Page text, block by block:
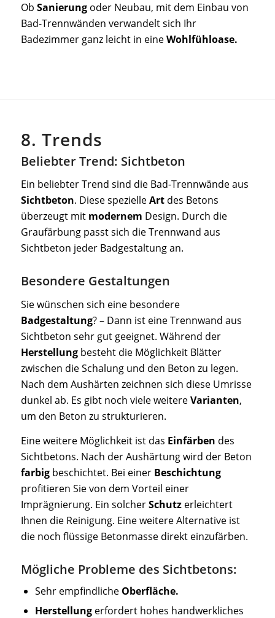
Ob Sanierung oder Neubau, mit dem Einbau von
Bad-Trennwänden verwandelt sich Ihr
Badezimmer ganz leicht in eineWohlfühloase.
8. Trends
Beliebter Trend: Sichtbeton
Ein beliebter Trend sind die Bad-Trennwände aus
Sichtbeton. Diese spezielleArtdes Betons
überzeugt mit modernem Design. Durch die
Graufärbung passt sich die Trennwand aus
Sichtbeton jeder Badgestaltung an.
Besondere Gestaltungen
Sie wünschen sich eine besondere
Badgestaltung? – Dann ist eine Trennwand aus
Sichtbeton sehr gut geeignet. Während der
Herstellung besteht die Möglichkeit Blätter
zwischen die Schalung und den Beton zu legen.
Nach dem Aushärten zeichnen sich diese Umrisse
dunkel ab. Es gibt noch viele weitereVarianten,
um den Beton zu strukturieren.
Eine weitere Möglichkeit ist das Einfärben des
Sichtbetons. Nach der Aushärtung wird der Beton
farbigbeschichtet. Bei einer Beschichtung
profitieren Sie von dem Vorteil einer
Imprägnierung. Ein solcherSchutzerleichtert
Ihnen die Reinigung. Eine weitere Alternative ist
die noch flüssige Betonmasse direkt einzufärben.
Mögliche Probleme des Sichtbetons:
Sehr empfindlicheOberfläche.
Herstellung erfordert hohes handwerkliches